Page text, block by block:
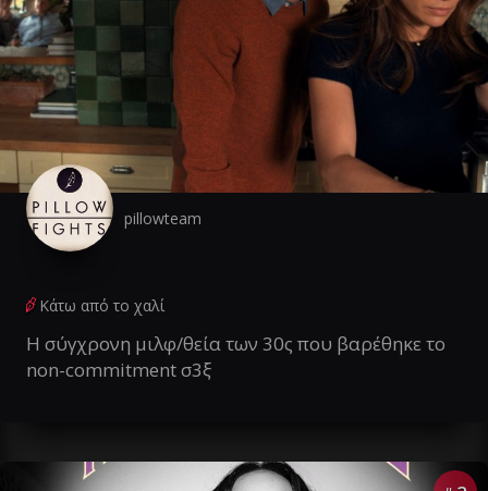
pillowteam
Κάτω από το χαλί
Η σύγχρονη μιλφ/θεία των 30ς που βαρέθηκε το
non-commitment σ3ξ